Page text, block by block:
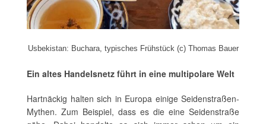
Usbekistan: Buchara, typisches Frühstück (c) Thomas Bauer
Ein altes Handelsnetz führt in eine multipolare Welt
Hartnäckig halten sich in Europa einige Seidenstraßen-
Mythen. Zum Beispiel, dass es die eine Seidenstraße